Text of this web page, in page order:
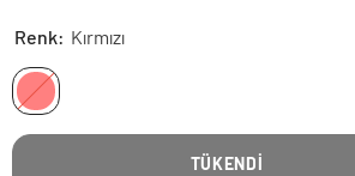
Renk: Kırmızı
TÜKENDI